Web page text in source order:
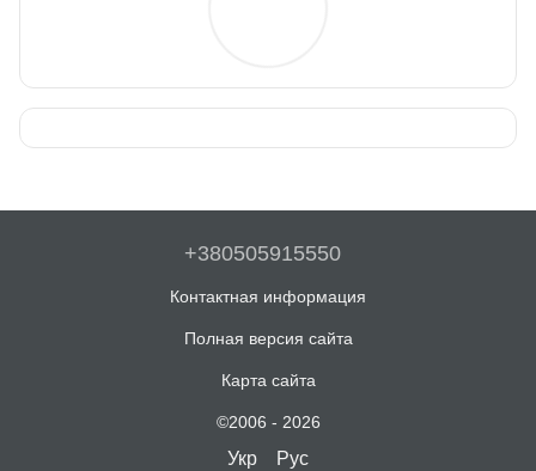
+380505915550
Контактная информация
Полная версия сайта
Карта сайта
©2006 - 2026
Укр Рус